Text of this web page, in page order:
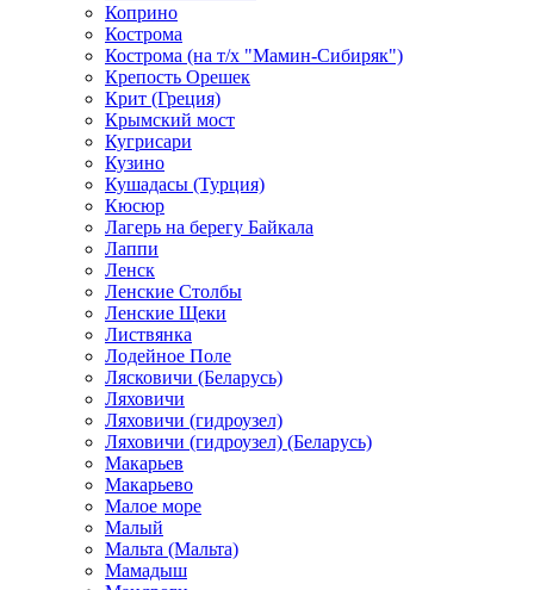
Коприно
Кострома
Кострома (на т/х "Мамин-Сибиряк")
Крепость Орешек
Крит (Греция)
Крымский мост
Кугрисари
Кузино
Кушадасы (Турция)
Кюсюр
Лагерь на берегу Байкала
Лаппи
Ленск
Ленские Столбы
Ленские Щеки
Листвянка
Лодейное Поле
Лясковичи (Беларусь)
Ляховичи
Ляховичи (гидроузел)
Ляховичи (гидроузел) (Беларусь)
Макарьев
Макарьево
Малое море
Малый
Мальта (Мальта)
Мамадыш